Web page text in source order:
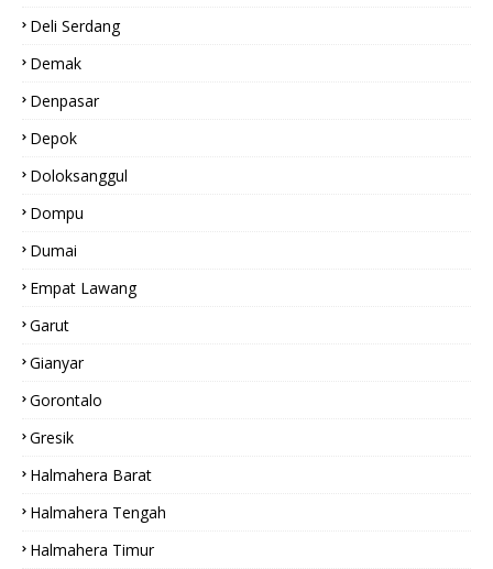
Deli Serdang
Demak
Denpasar
Depok
Doloksanggul
Dompu
Dumai
Empat Lawang
Garut
Gianyar
Gorontalo
Gresik
Halmahera Barat
Halmahera Tengah
Halmahera Timur